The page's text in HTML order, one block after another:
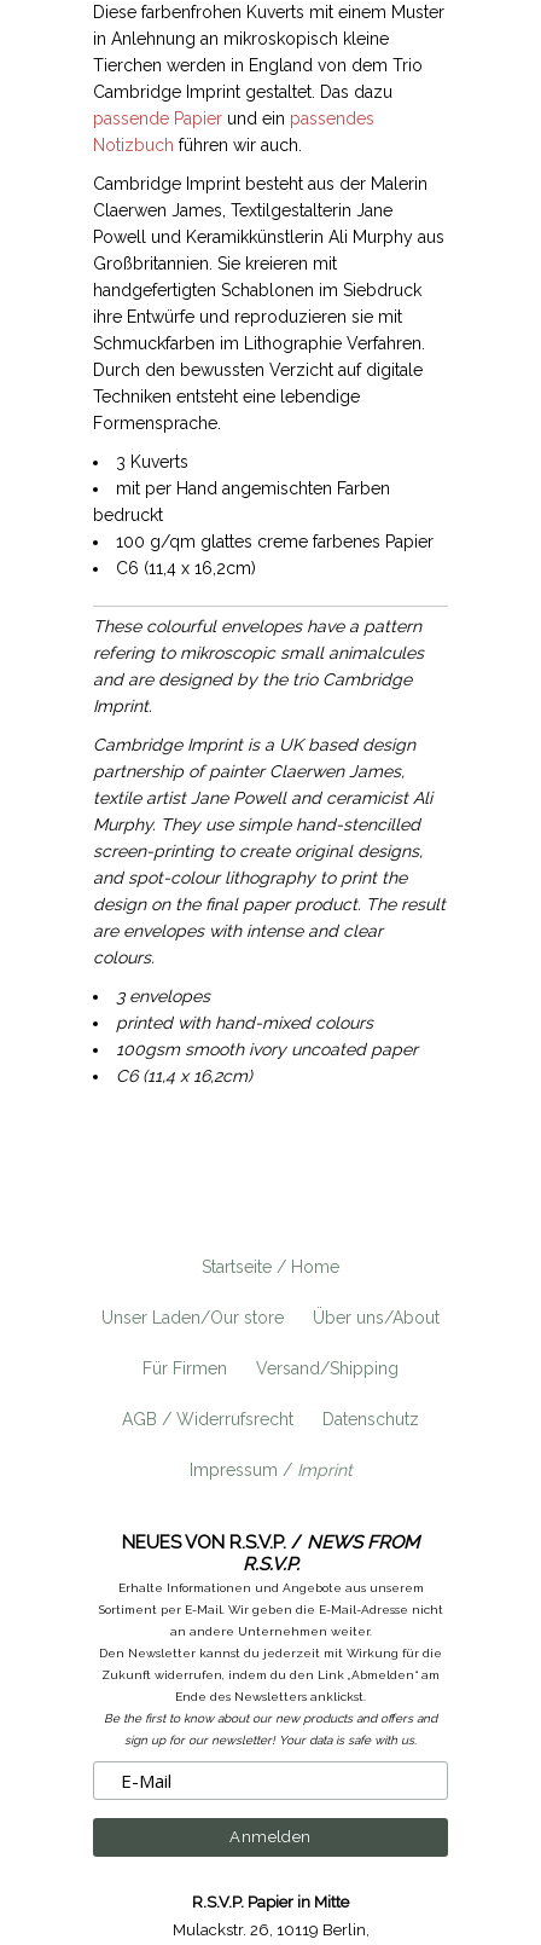
Diese farbenfrohen Kuverts mit einem Muster
in Anlehnung an mikroskopisch kleine
Tierchen werden in England von dem Trio
Cambridge Imprint gestaltet. Das dazu
passende Papier und ein passendes
Notizbuch führen wir auch.
Cambridge Imprint besteht aus der Malerin
Claerwen James, Textilgestalterin Jane
Powell und Keramikkünstlerin Ali Murphy aus
Großbritannien. Sie kreieren mit
handgefertigten Schablonen im Siebdruck
ihre Entwürfe und reproduzieren sie mit
Schmuckfarben im Lithographie Verfahren.
Durch den bewussten Verzicht auf digitale
Techniken entsteht eine lebendige
Formensprache.
3 Kuverts
mit per Hand angemischten Farben
bedruckt
100 g/qm glattes creme farbenes Papier
C6 (11,4 x 16,2cm)
These colourful envelopes have a pattern
refering to mikroscopic small animalcules
and are designed by the trio Cambridge
Imprint.
Cambridge Imprint is a UK based design
partnership of painter Claerwen James,
textile artist Jane Powell and ceramicist Ali
Murphy. They use simple hand-stencilled
screen-printing to create original designs,
and spot-colour lithography to print the
design on the final paper product. The result
are envelopes with intense and clear
colours.
3 envelopes
printed with hand-mixed colours
100gsm smooth ivory uncoated paper
C6 (11,4 x 16,2cm)
Startseite / Home
Unser Laden/Our store Über uns/About
Für Firmen Versand/Shipping
AGB / Widerrufsrecht Datenschutz
Impressum / Imprint
NEUES VON R.S.V.P. / NEWS FROM
R.S.V.P.
Erhalte Informationen und Angebote aus unserem
Sortiment per E-Mail. Wir geben die E-Mail-Adresse nicht
an andere Unternehmen weiter.
Den Newsletter kannst du jederzeit mit Wirkung für die
Zukunft widerrufen, indem du den Link „Abmelden“ am
Ende des Newsletters anklickst.
Be the first to know about our new products and offers and
sign up for our newsletter! Your data is safe with us.
R.S.V.P. Papier in Mitte
Mulackstr. 26 10119 Berlin